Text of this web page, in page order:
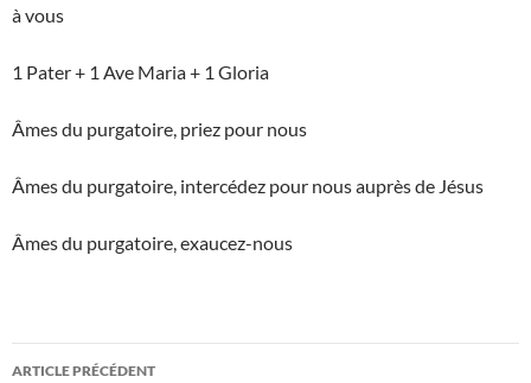
à vous
1 Pater + 1 Ave Maria + 1 Gloria
Âmes du purgatoire, priez pour nous
Âmes du purgatoire, intercédez pour nous auprès de Jésus
Âmes du purgatoire, exaucez-nous
Navigation
ARTICLE PRÉCÉDENT